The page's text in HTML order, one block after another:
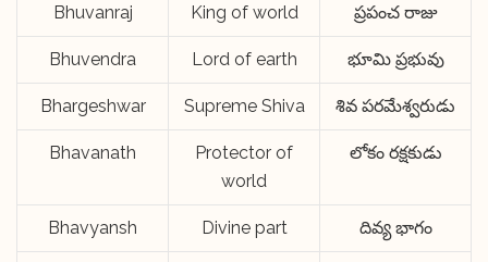
Bhuvanraj King of world ప్రపంచ రాజు
Bhuvendra Lord of earth భూమి ప్రభువు
Bhargeshwar Supreme Shiva శివ పరమేశ్వరుడు
Bhavanath
Protector of
world
లోకం రక్షకుడు
Bhavyansh Divine part దివ్య భాగం